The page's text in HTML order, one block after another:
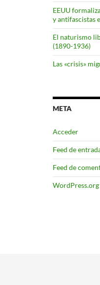
EEUU
y antifascistas
El naturismo
(1890-1936)
Las «crisis»
META
Acceder
Feed de
Feed de
WordPress.org